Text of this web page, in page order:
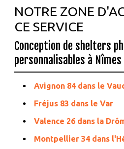
NOTRE ZONE
CE SERVICE
Conception de shelters
personnalisables à Nîmes
Avignon 84 dans le
Fréjus 83 dans le Var
Valence 26 dans la
Montpellier 34 dans